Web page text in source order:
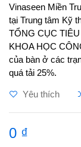
Vinaseen Miền
tại Trung tâm Kỹ
TỔNG CỤC
KHOA HỌC
của bàn ở các
quá tải 25%.
Yêu thích
0 ₫